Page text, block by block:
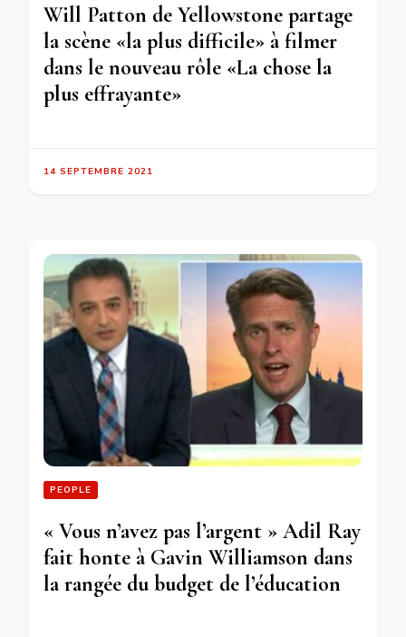
Will Patton de Yellowstone partage
la scène «la plus difficile» à filmer
dans le nouveau rôle «La chose la
plus effrayante»
14 SEPTEMBRE 2021
PEOPLE
« Vous n’avez pas l’argent » Adil Ray
fait honte à Gavin Williamson dans
la rangée du budget de l’éducation